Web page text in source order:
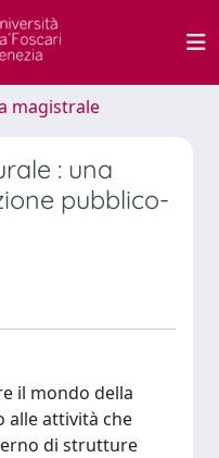
magistrale
: una
pubblico-
il mondo della
alle attività che
di strutture